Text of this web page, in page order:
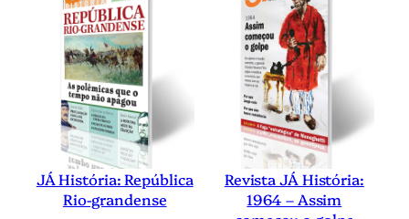
JÁ História: República
Rio-grandense
Revista JÁ História:
1964 – Assim